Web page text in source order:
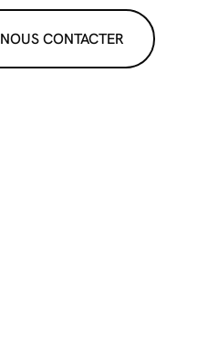
NOUS CONTACTER